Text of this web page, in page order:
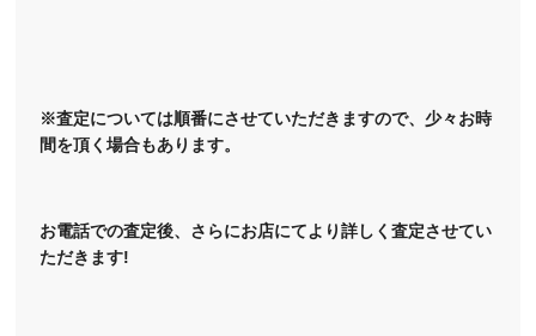
※査定については順番にさせていただきますので、少々お時
間を頂く場合もあります。
お電話での査定後、さらにお店にてより詳しく査定させてい
ただきます!